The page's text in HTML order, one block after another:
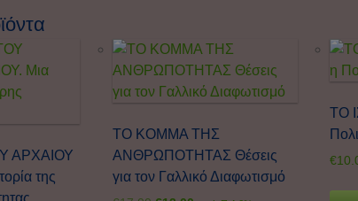
ΑΡΧΑΙΟΥ
της
ΤΟ ΚΟΜΜΑ ΤΗΣ
ΑΝΘΡΩΠΟΤΗΤΑΣ Θέσεις
για τον Γαλλικό Διαφωτισμό
ΤΟ
€